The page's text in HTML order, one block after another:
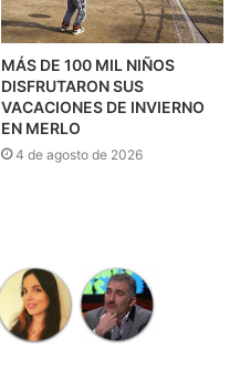
MÁS DE 100 MIL NIÑOS
DISFRUTARON SUS
VACACIONES DE INVIERNO
EN MERLO
4 de agosto de 2026